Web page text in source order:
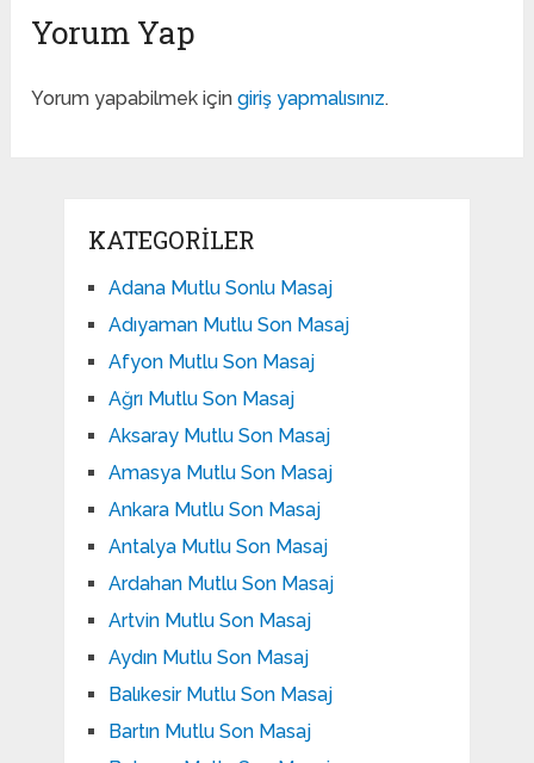
Yorum Yap
Yorum yapabilmek içingiriş yapmalısınız.
KATEGORILER
Adana Mutlu Sonlu Masaj
Adıyaman Mutlu Son Masaj
Afyon Mutlu Son Masaj
Ağrı Mutlu Son Masaj
Aksaray Mutlu Son Masaj
Amasya Mutlu Son Masaj
Ankara Mutlu Son Masaj
Antalya Mutlu Son Masaj
Ardahan Mutlu Son Masaj
Artvin Mutlu Son Masaj
Aydın Mutlu Son Masaj
Balıkesir Mutlu Son Masaj
Bartın Mutlu Son Masaj